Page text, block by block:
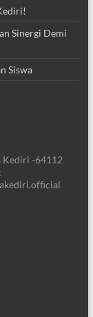
Sinergi Demi
Siswa
Kediri -64112